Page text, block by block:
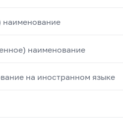
наименование
на иностранном языке